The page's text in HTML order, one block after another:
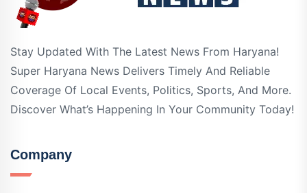
Stay Updated With The Latest News From Haryana!
Super Haryana News Delivers Timely And Reliable
Coverage Of Local Events, Politics, Sports, And More.
Discover What’s Happening In Your Community Today!
Company